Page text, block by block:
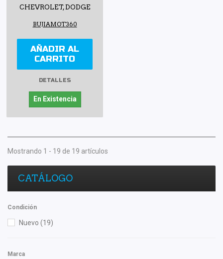
CHEVROLET, DODGE
BUJIAMOT360
AÑADIR AL
CARRITO
DETALLES
En Existencia
Mostrando 1 - 19 de 19 artículos
CATÁLOGO
Condición
Nuevo (19)
Marca